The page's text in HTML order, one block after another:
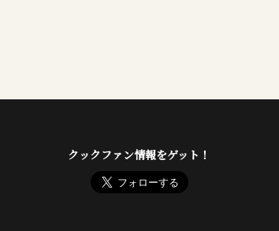
クックファン情報をゲット！